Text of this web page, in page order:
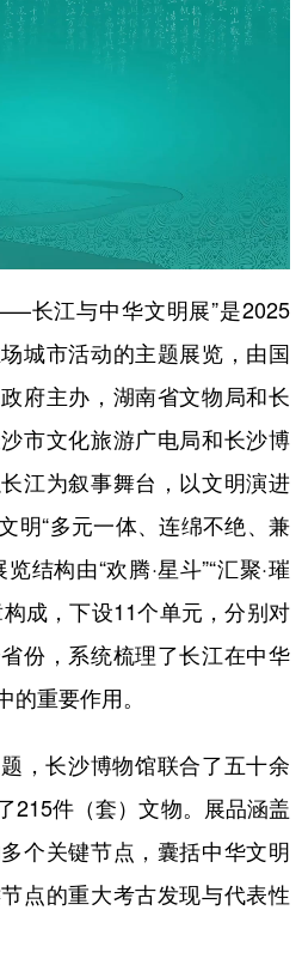
银龄 溯源中国
河北 山西
福建 江西
湖北 湖南
海南 重庆
云南 西藏
青海 宁夏
Français عربى
江与中华文明展”是2025
城市活动的主题展览，由国
府主办，湖南省文物局和长
市文化旅游广电局和长沙博
江为叙事舞台，以文明演进
明“多元一体、连绵不绝、兼
结构由“欢腾·星斗”“汇聚·璀
构成，下设11个单元，分别对
份，系统梳理了长江在中华
重要作用。
长沙博物馆联合了五十余
215件（套）文物。展品涵盖
个关键节点，囊括中华文明
点的重大考古发现与代表性